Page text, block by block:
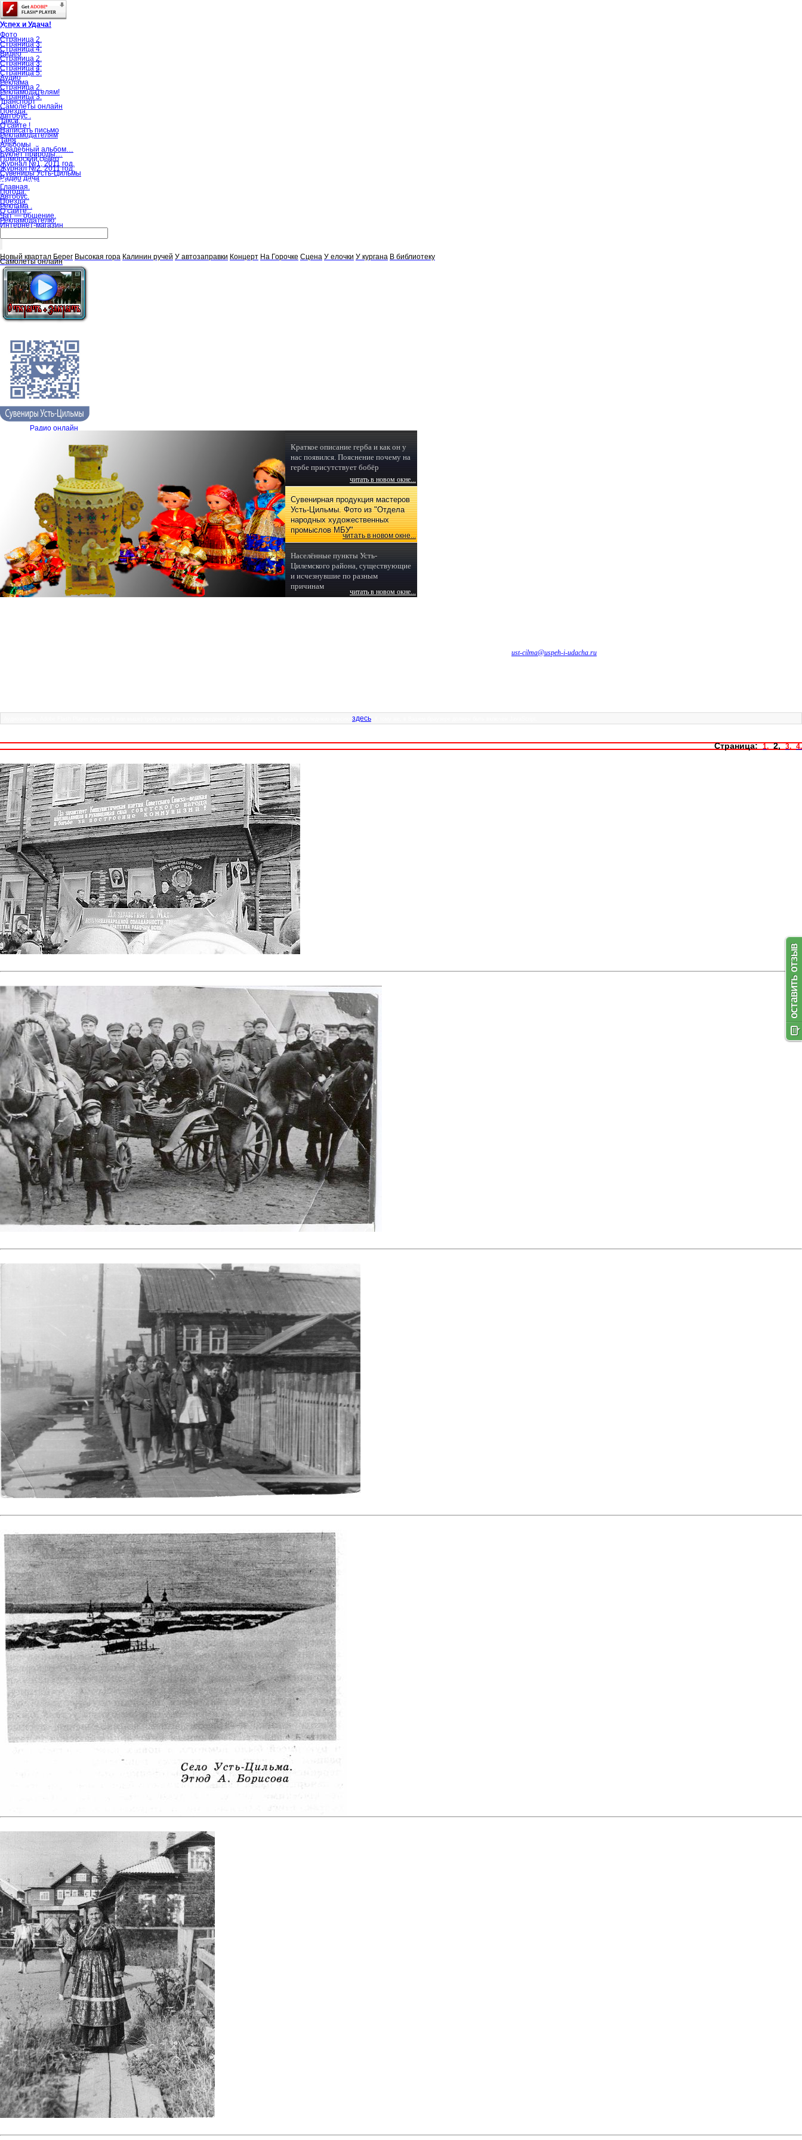
Успех и Удача!
Добро пожаловать на наш сайт об Усть-Цильме!
Фото
Страница 2.
Страница 3.
Страница 4.
Видео
Страница 2.
Страница 3.
Страница 4.
Страница 5.
Аудио
Реклама
Страница 2.
Рекламодателям!
Страница 3.
Транспорт
Самолеты онлайн
Поезда.
Автобус .
Такси.
О сайте !
Написать письмо
Рекламодателям
Таня
Альбомы
Свадебный альбом…
Буклет природы…
Поморский север
Журнал №1, 2011 год.
Журнал №2, 2011 год.
Сувениры Усть-Цильмы
Радио дача
Меню сайта
Главная.
Погода.
Автобус.
Поезда.
Реклама .
О сайте.
Чат — общение.
Рекламодателю.
Интернет-магазин
Панорамы
Новый квартал Берег Высокая гора Калинин ручей У автозаправки Концерт На Горочке Сцена У елочки У кургана В библиотеку
Самолеты онлайн
Радио.
Радио онлайн
ust-cilma@uspeh-i-udacha.ru
здесь
Страница: 1, 2, 3, 4.